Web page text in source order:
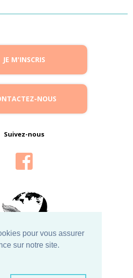
pour vous assurer
sur notre site.
JE M'INSCRIS
NOUS
Suivez-nous